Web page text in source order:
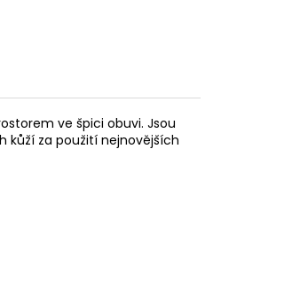
ve špici obuvi. Jsou
kůží za použití nejnovějších